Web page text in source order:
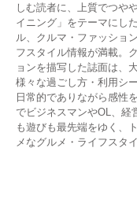
しむ読者に、上質でつや
イニング」をテーマにし
ル、クルマ・ファッショ
フスタイル情報が満載。
ョンを描写した誌面は、
様々な過ごし方・利用シ
日常的でありながら感性
でビジネスマンやOL、経
も遊びも最先端をゆく、
メなグルメ・ライフスタ